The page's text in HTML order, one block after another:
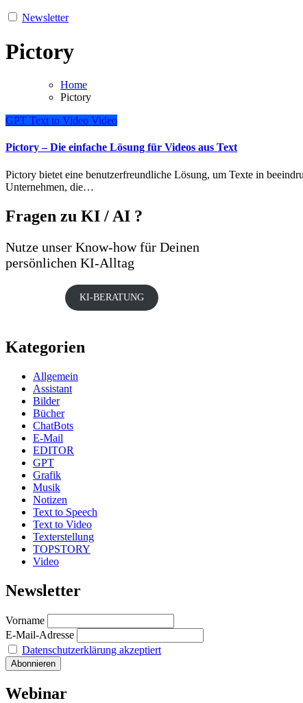
Newsletter
Pictory
Home
Pictory
GPT Text to Video Video
Pictory – Die einfache Lösung für Videos aus Text
Pictory bietet eine benutzerfreundliche Lösung, um Texte in beeindruckende Videos umzuwandeln. Dieses Tool ist ideal für
Unternehmen, die…
Fragen zu KI / AI ?
Nutze unser Know-how für Deinen
persönlichen KI-Alltag
KI-BERATUNG
Kategorien
Allgemein
Assistant
Bilder
Bücher
ChatBots
E-Mail
EDITOR
GPT
Grafik
Musik
Notizen
Text to Speech
Text to Video
Texterstellung
TOPSTORY
Video
Newsletter
Vorname
E-Mail-Adresse
Datenschutzerklärung akzeptiert
Webinar